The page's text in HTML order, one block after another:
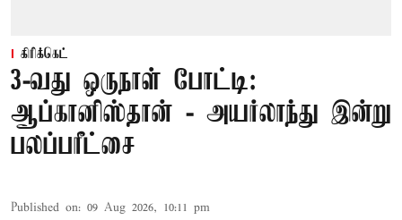
கிரிக்கெட்
3-வது ஒருநாள் போட்டி:
ஆப்கானிஸ்தான் - அயர்லாந்து இன்று
பலப்பரீட்சை
Published on: 09 Aug 2026, 10:11 pm